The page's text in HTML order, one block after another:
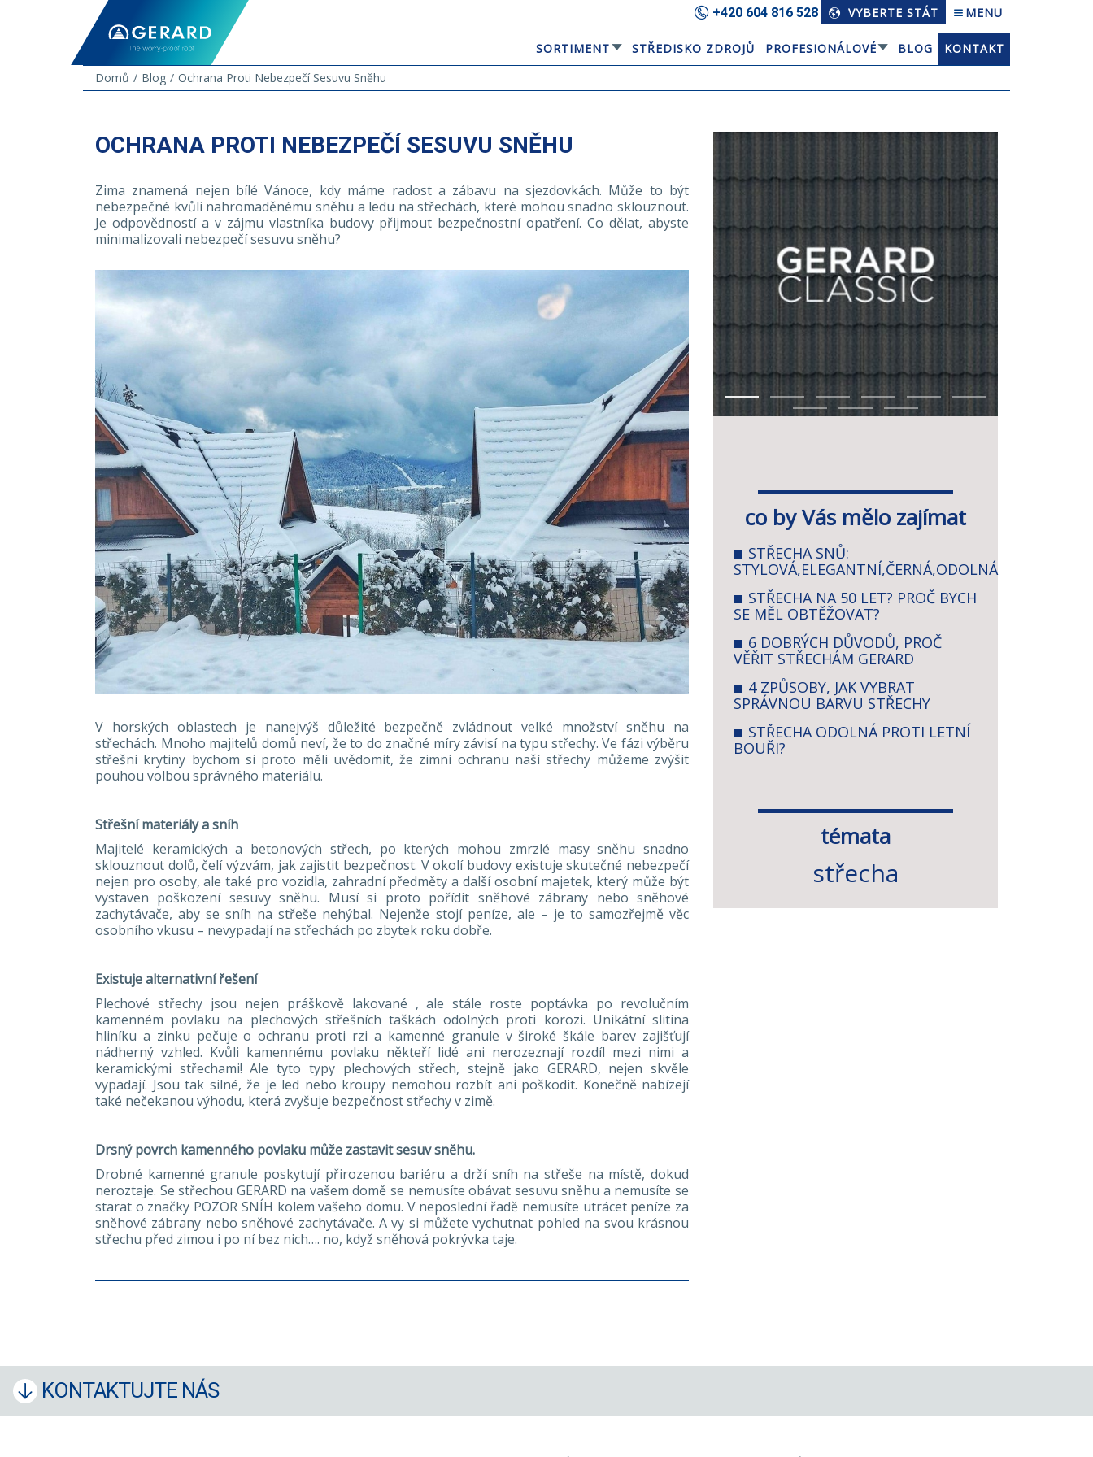
+420 604 816 528 VYBERTE STÁT MENU
SORTIMENT STŘEDISKO ZDROJŮ PROFESIONÁLOVÉ BLOG
KONTAKT
Domů
Blog Ochrana Proti Nebezpečí Sesuvu Sněhu
OCHRANA PROTI NEBEZPEČÍ SESUVU SNĚHU
Zima znamená nejen bílé Vánoce, kdy máme radost a zábavu na sjezdovkách. Může to být
nebezpečné kvůli nahromaděnému sněhu a ledu na střechách, které mohou snadno sklouznout.
Je odpovědností a v zájmu vlastníka budovy přijmout bezpečnostní opatření. Co dělat, abyste
minimalizovali nebezpečí sesuvu sněhu?
V horských oblastech je nanejvýš důležité bezpečně zvládnout velké množství sněhu na
střechách. Mnoho majitelů domů neví, že to do značné míry závisí na typu střechy. Ve fázi výběru
střešní krytiny bychom si proto měli uvědomit, že zimní ochranu naší střechy můžeme zvýšit
pouhou volbou správného materiálu.
Střešní materiály a sníh
Majitelé keramických a betonových střech, po kterých mohou zmrzlé masy sněhu snadno
sklouznout dolů, čelí výzvám, jak zajistit bezpečnost. V okolí budovy existuje skutečné nebezpečí
nejen pro osoby, ale také pro vozidla, zahradní předměty a další osobní majetek, který může být
vystaven poškození sesuvy sněhu. Musí si proto pořídit sněhové zábrany nebo sněhové
zachytávače, aby se sníh na střeše nehýbal. Nejenže stojí peníze, ale – je to samozřejmě věc
osobního vkusu – nevypadají na střechách po zbytek roku dobře.
Existuje alternativní řešení
Plechové střechy jsou nejen práškově lakované , ale stále roste poptávka po revolučním
kamenném povlaku na plechových střešních taškách odolných proti korozi. Unikátní slitina
hliníku a zinku pečuje o ochranu proti rzi a kamenné granule v široké škále barev zajišťují
nádherný vzhled. Kvůli kamennému povlaku někteří lidé ani nerozeznají rozdíl mezi nimi a
keramickými střechami! Ale tyto typy plechových střech, stejně jako GERARD, nejen skvěle
vypadají. Jsou tak silné, že je led nebo kroupy nemohou rozbít ani poškodit. Konečně nabízejí
také nečekanou výhodu, která zvyšuje bezpečnost střechy v zimě.
Drsný povrch kamenného povlaku může zastavit sesuv sněhu.
Drobné kamenné granule poskytují přirozenou bariéru a drží sníh na střeše na místě, dokud
neroztaje. Se střechou GERARD na vašem domě se nemusíte obávat sesuvu sněhu a nemusíte se
starat o značky POZOR SNÍH kolem vašeho domu. V neposlední řadě nemusíte utrácet peníze za
sněhové zábrany nebo sněhové zachytávače. A vy si můžete vychutnat pohled na svou krásnou
střechu před zimou i po ní bez nich…. no, když sněhová pokrývka taje.
co by Vás mělo zajímat
STŘECHA SNŮ:
STYLOVÁ,ELEGANTNÍ,ČERNÁ,ODOLNÁ
STŘECHA NA 50 LET? PROČ BYCH
SE MĚL OBTĚŽOVAT?
6 DOBRÝCH DŮVODŮ, PROČ
VĚŘIT STŘECHÁM GERARD
4 ZPŮSOBY, JAK VYBRAT
SPRÁVNOU BARVU STŘECHY
STŘECHA ODOLNÁ PROTI LETNÍ
BOUŘI?
témata
střecha
KONTAKTUJTE NÁS